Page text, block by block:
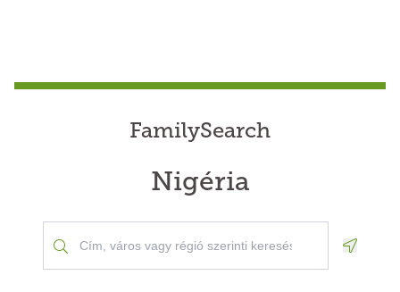
FamilySearch
Nigéria